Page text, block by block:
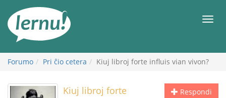
enhavo
Forumo Pri ĉio cetera Kiuj libroj forte influis vian vivon?
Respondi
Kiuj libroj forte